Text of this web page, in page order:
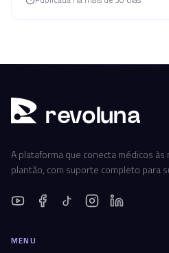
revoluna
A plataforma que conecta médicos
plantão, com suporte completo para
MENU